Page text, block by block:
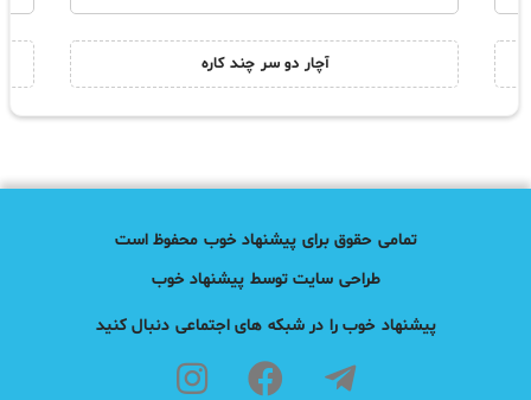
آچار دو سر چند کاره
تمامی حقوق برای پیشنهاد خوب محفوظ است
طراحی سایت توسط پیشنهاد خوب
پیشنهاد خوب را در شبکه های اجتماعی دنبال کنید